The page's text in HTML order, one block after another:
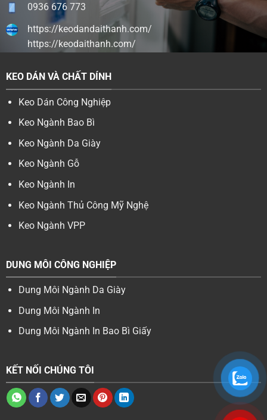
0936 676 773
https://keodandaithanh.com/
https://keodaithanh.com/
KEO DÁN VÀ CHẤT DÍNH
Keo Dán Công Nghiệp
Keo Ngành Bao Bì
Keo Ngành Da Giày
Keo Ngành Gỗ
Keo Ngành In
Keo Ngành Thủ Công Mỹ Nghệ
Keo Ngành VPP
DUNG MÔI CÔNG NGHIỆP
Dung Môi Ngành Da Giày
Dung Môi Ngành In
Dung Môi Ngành In Bao Bì Giấy
KẾT NỐI CHÚNG TÔI